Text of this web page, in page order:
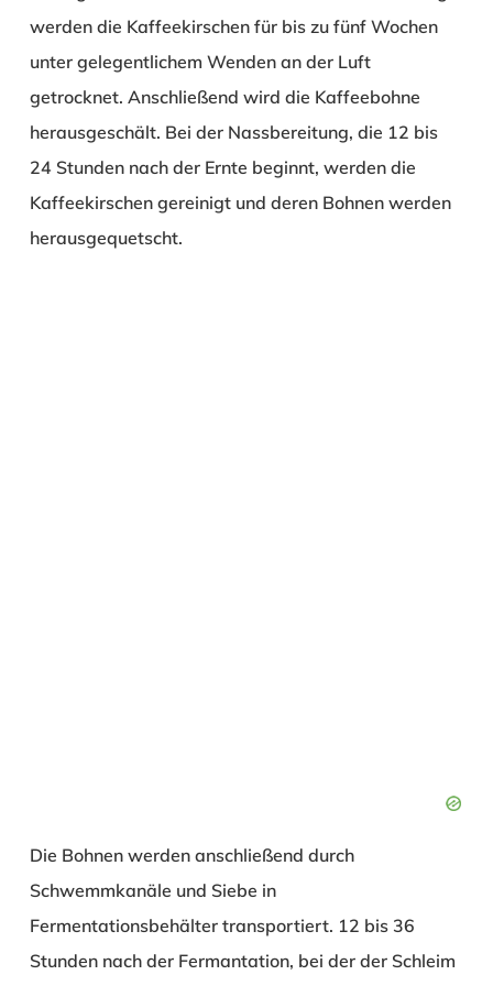
werden die Kaffeekirschen für bis zu fünf Wochen
unter gelegentlichem Wenden an der Luft
getrocknet. Anschließend wird die Kaffeebohne
herausgeschält. Bei der Nassbereitung, die 12 bis
24 Stunden nach der Ernte beginnt, werden die
Kaffeekirschen gereinigt und deren Bohnen werden
herausgequetscht.
Die Bohnen werden anschließend durch
Schwemmkanäle und Siebe in
Fermentationsbehälter transportiert. 12 bis 36
Stunden nach der Fermantation, bei der der Schleim